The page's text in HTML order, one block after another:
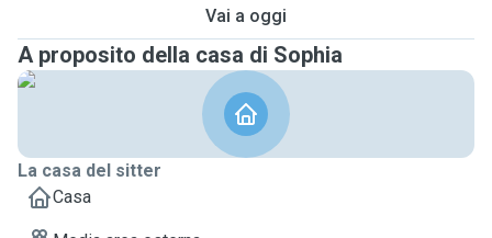
Vai a oggi
A proposito della casa di Sophia
La casa del sitter
Casa